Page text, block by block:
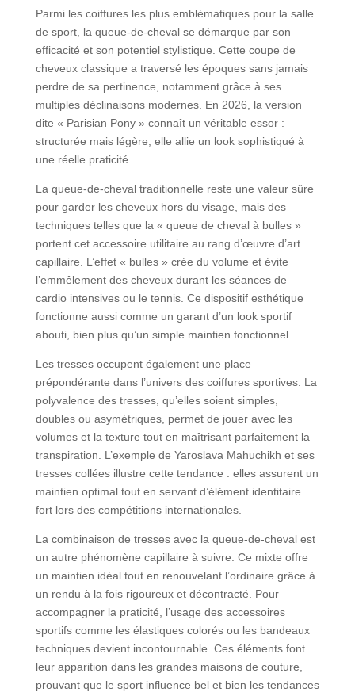
Parmi les coiffures les plus emblématiques pour la salle
de sport, la queue-de-cheval se démarque par son
efficacité et son potentiel stylistique. Cette coupe de
cheveux classique a traversé les époques sans jamais
perdre de sa pertinence, notamment grâce à ses
multiples déclinaisons modernes. En 2026, la version
dite « Parisian Pony » connaît un véritable essor :
structurée mais légère, elle allie un look sophistiqué à
une réelle praticité.
La queue-de-cheval traditionnelle reste une valeur sûre
pour garder les cheveux hors du visage, mais des
techniques telles que la « queue de cheval à bulles »
portent cet accessoire utilitaire au rang d’œuvre d’art
capillaire. L’effet « bulles » crée du volume et évite
l’emmêlement des cheveux durant les séances de
cardio intensives ou le tennis. Ce dispositif esthétique
fonctionne aussi comme un garant d’un look sportif
abouti, bien plus qu’un simple maintien fonctionnel.
Les tresses occupent également une place
prépondérante dans l’univers des coiffures sportives. La
polyvalence des tresses, qu’elles soient simples,
doubles ou asymétriques, permet de jouer avec les
volumes et la texture tout en maîtrisant parfaitement la
transpiration. L’exemple de Yaroslava Mahuchikh et ses
tresses collées illustre cette tendance : elles assurent un
maintien optimal tout en servant d’élément identitaire
fort lors des compétitions internationales.
La combinaison de tresses avec la queue-de-cheval est
un autre phénomène capillaire à suivre. Ce mixte offre
un maintien idéal tout en renouvelant l’ordinaire grâce à
un rendu à la fois rigoureux et décontracté. Pour
accompagner la praticité, l’usage des accessoires
sportifs comme les élastiques colorés ou les bandeaux
techniques devient incontournable. Ces éléments font
leur apparition dans les grandes maisons de couture,
prouvant que le sport influence bel et bien les tendances